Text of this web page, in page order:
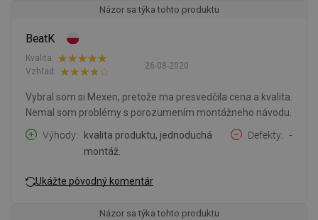
Názor sa týka tohto produktu
BeatK
26-08-2020
Kvalita:
Vzhľad:
Vybral som si Mexen, pretože ma presvedčila cena a kvalita.
Nemal som problémy s porozumením montážneho návodu.
Výhody
kvalita produktu, jednoduchá
montáž.
Defekty -
Ukážte pôvodný komentár
Názor sa týka tohto produktu